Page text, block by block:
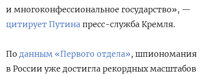
и многоконфессиональное государство», —
цитирует Путина пресс-служба Кремля.
По данным «Первого отдела», шпиономания
в России уже достигла рекордных масштабов